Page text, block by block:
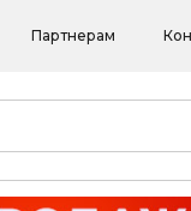
Партнерам